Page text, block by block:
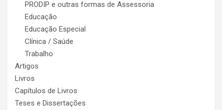
PRODIP e outras formas de Assessoria
Educação
Educação Especial
Clínica / Saúde
Trabalho
Artigos
Livros
Capítulos de Livros
Teses e Dissertações